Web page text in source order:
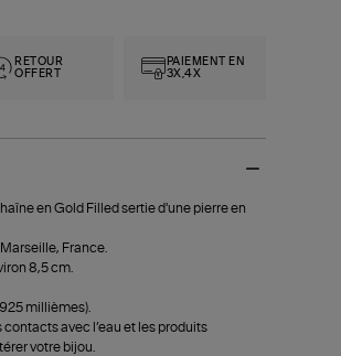
RETOUR
OFFERT
PAIEMENT EN
3X,4X
en Gold Filled sertie d'une pierre en
France.
8,5 cm.
millièmes).
contacts avec l’eau et les produits
votre bijou.